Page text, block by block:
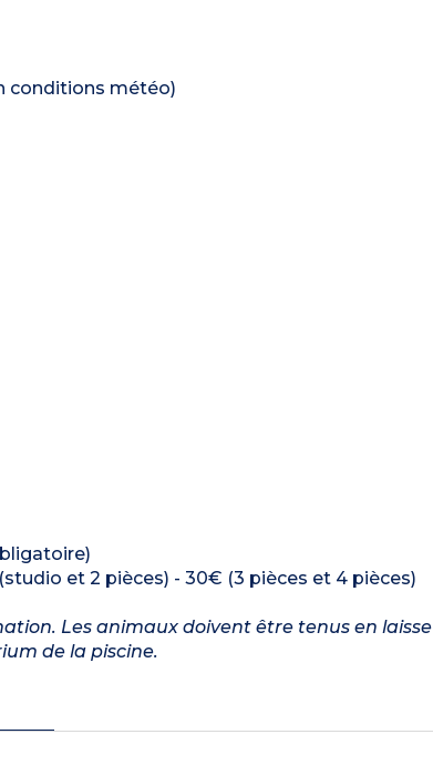
conditions météo)
et 2 pièces) - 30€ (3 pièces et 4 pièces)
Les animaux doivent être tenus en laisse
de la piscine.